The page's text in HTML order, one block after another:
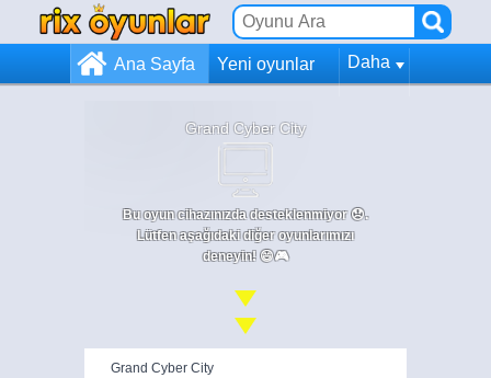
Ana Sayfa Yeni oyunlar Daha
Grand Cyber City
Bu oyun cihazınızda desteklenmiyor 😞.
Lütfen aşağıdaki diğer oyunlarımızı
deneyin! 😄🎮
Grand Cyber City